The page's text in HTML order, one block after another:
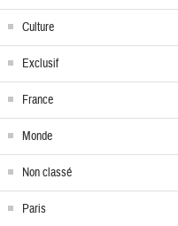
Culture
Exclusif
France
Monde
Non classé
Paris